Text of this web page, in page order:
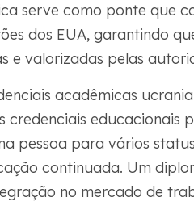
serve como ponte que
dos EUA, garantindo
e valorizadas pelas
acadêmicas
credenciais educacionais
pessoa para vários
continuada. Um
no mercado de